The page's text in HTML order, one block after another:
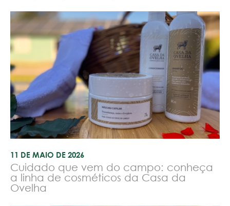
11 DE MAIO DE 2026
Cuidado que vem do campo: conheça
a linha de cosméticos da Casa da
Ovelha